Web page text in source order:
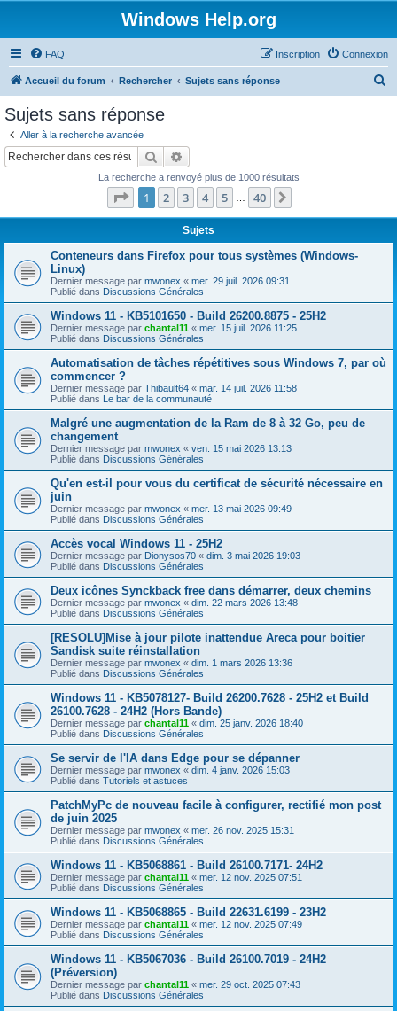
Windows Help.org
FAQ Connexion
Inscription
Accueil du forum Rechercher Sujets sans réponse
Sujets sans réponse
Aller à la recherche avancée
Rechercher
La recherche a renvoyé plus de 1000 résultats
Page 1sur40
1 2 3 4 5 40
Sujets
Conteneurs dans Firefox pour tous systèmes (Windows-
Linux)
Dernier message par mwonex « mer. 29 juil. 2026 09:31
Publié dans Discussions Générales
Windows 11 - KB5101650 - Build 26200.8875 - 25H2
Dernier message par chantal11 « mer. 15 juil. 2026 11:25
Publié dans Discussions Générales
Automatisation de tâches répétitives sous Windows 7, par où
commencer ?
Dernier message par Thibault64 « mar. 14 juil. 2026 11:58
Publié dans Le bar de la communauté
Malgré une augmentation de la Ram de 8 à 32 Go, peu de
changement
Dernier message par mwonex « ven. 15 mai 2026 13:13
Publié dans Discussions Générales
Qu'en est-il pour vous du certificat de sécurité nécessaire en
juin
Dernier message par mwonex « mer. 13 mai 2026 09:49
Publié dans Discussions Générales
Accès vocal Windows 11 - 25H2
Dernier message par Dionysos70 « dim. 3 mai 2026 19:03
Publié dans Discussions Générales
Deux icônes Synckback free dans démarrer, deux chemins
Dernier message par mwonex « dim. 22 mars 2026 13:48
Publié dans Discussions Générales
[RESOLU]Mise à jour pilote inattendue Areca pour boitier
Sandisk suite réinstallation
Dernier message par mwonex « dim. 1 mars 2026 13:36
Publié dans Discussions Générales
Windows 11 - KB5078127- Build 26200.7628 - 25H2 et Build
26100.7628 - 24H2 (Hors Bande)
Dernier message par chantal11 « dim. 25 janv. 2026 18:40
Publié dans Discussions Générales
Se servir de l'IA dans Edge pour se dépanner
Dernier message par mwonex « dim. 4 janv. 2026 15:03
Publié dans Tutoriels et astuces
PatchMyPc de nouveau facile à configurer, rectifié mon post
de juin 2025
Dernier message par mwonex « mer. 26 nov. 2025 15:31
Publié dans Discussions Générales
Windows 11 - KB5068861 - Build 26100.7171- 24H2
Dernier message par chantal11 « mer. 12 nov. 2025 07:51
Publié dans Discussions Générales
Windows 11 - KB5068865 - Build 22631.6199 - 23H2
Dernier message par chantal11 « mer. 12 nov. 2025 07:49
Publié dans Discussions Générales
Windows 11 - KB5067036 - Build 26100.7019 - 24H2
(Préversion)
Dernier message par chantal11 « mer. 29 oct. 2025 07:43
Publié dans Discussions Générales